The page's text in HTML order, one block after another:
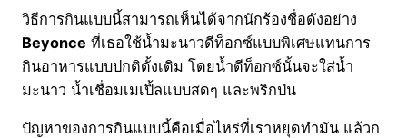
วิธีการกินแบบนี้สามารถเห็นได้จากนักร้องชื่อดังอย่าง
Beyonce ที่เธอใช้น้ำมะนาวดีท็อกซ์แบบพิเศษแทนการ
กินอาหารแบบปกติดั้งเดิม โดยน้ำดีท็อกซ์นั้นจะใส่น้ำ
มะนาว น้ำเชื่อมเมเปิ้ลแบบสดๆ และพริกป่น
ปัญหาของการกินแบบนี้คือเมื่อไหร่ที่เราหยุดทำมัน แล้วก